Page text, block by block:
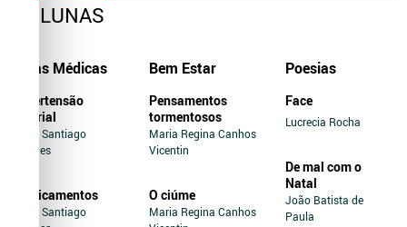
COLUNAS
Dicas Médicas
Hipertensão
Arterial
Jairo Santiago
Novaes
Medicamentos
Jairo Santiago
Bem Estar
Pensamentos
tormentosos
Maria Regina Canhos
Vicentin
O ciúme
Maria Regina Canhos
Poesias
Face
Lucrecia Rocha
De mal com o
Natal
João Batista de
Paula